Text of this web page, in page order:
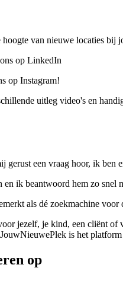
van nieuwe locaties bij
op LinkedIn
op Instagram!
uitleg video's en
gerust een vraag hoor, ik ben
en ik beantwoord hem zo snel
als dé zoekmachine
jezelf, je kind, een cliënt
is het
op